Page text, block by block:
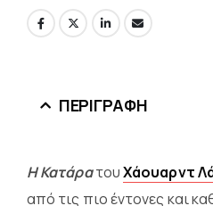
ΠΕΡΙΓΡΑΦΉ
Η ΚατάρατουΧάουαρντ
από τις πιο έντονες και